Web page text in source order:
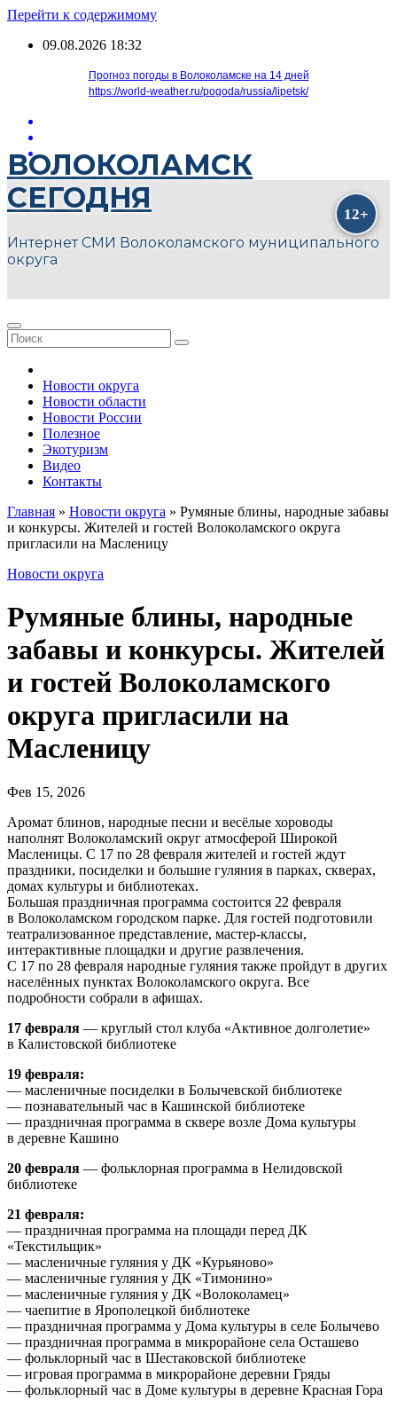
Перейти к содержимому
09.08.2026 18:32
Прогноз погоды в Волоколамске на 14 дней
https://world-weather.ru/pogoda/russia/lipetsk/
ВОЛОКОЛАМСК
СЕГОДНЯ
Интернет СМИ Волоколамского муниципального
округа
Новости округа
Новости области
Новости России
Полезное
Экотуризм
Видео
Контакты
Главная » Новости округа » Румяные блины, народные забавы
и конкурсы. Жителей и гостей Волоколамского округа
пригласили на Масленицу
Новости округа
Румяные блины, народные
забавы и конкурсы. Жителей
и гостей Волоколамского
округа пригласили на
Масленицу
Фев 15, 2026
Аромат блинов, народные песни и весёлые хороводы
наполнят Волоколамский округ атмосферой Широкой
Масленицы. С 17 по 28 февраля жителей и гостей ждут
праздники, посиделки и большие гуляния в парках, скверах,
домах культуры и библиотеках.
Большая праздничная программа состоится 22 февраля
в Волоколамском городском парке. Для гостей подготовили
театрализованное представление, мастер-классы,
интерактивные площадки и другие развлечения.
С 17 по 28 февраля народные гуляния также пройдут в других
населённых пунктах Волоколамского округа. Все
подробности собрали в афишах.
17 февраля — круглый стол клуба «Активное долголетие»
в Калистовской библиотеке
19 февраля:
— масленичные посиделки в Болычевской библиотеке
— познавательный час в Кашинской библиотеке
— праздничная программа в сквере возле Дома культуры
в деревне Кашино
20 февраля — фольклорная программа в Нелидовской
библиотеке
21 февраля:
— праздничная программа на площади перед ДК
«Текстильщик»
— масленичные гуляния у ДК «Курьяново»
— масленичные гуляния у ДК «Тимонино»
— масленичные гуляния у ДК «Волоколамец»
— чаепитие в Ярополецкой библиотеке
— праздничная программа у Дома культуры в селе Болычево
— праздничная программа в микрорайоне села Осташево
— фольклорный час в Шестаковской библиотеке
— игровая программа в микрорайоне деревни Гряды
— фольклорный час в Доме культуры в деревне Красная Гора